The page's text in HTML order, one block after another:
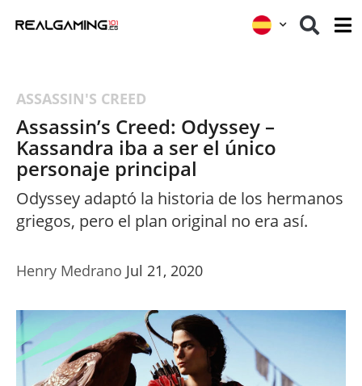
ASSASSIN'S CREED
Assassin’s Creed: Odyssey –
Kassandra iba a ser el único
personaje principal
Odyssey adaptó la historia de los hermanos
griegos, pero el plan original no era así.
Henry Medrano Jul 21, 2020